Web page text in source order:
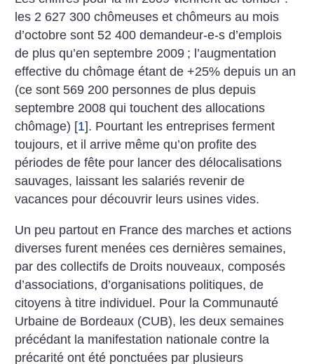
les 2 627 300 chômeuses et chômeurs au mois
d’octobre sont 52 400 demandeur-e-s d’emplois
de plus qu’en septembre 2009 ; l’augmentation
effective du chômage étant de +25% depuis un an
(ce sont 569 200 personnes de plus depuis
septembre 2008 qui touchent des allocations
chômage) [1]. Pourtant les entreprises ferment
toujours, et il arrive même qu’on profite des
périodes de fête pour lancer des délocalisations
sauvages, laissant les salariés revenir de
vacances pour découvrir leurs usines vides.
Un peu partout en France des marches et actions
diverses furent menées ces dernières semaines,
par des collectifs de Droits nouveaux, composés
d’associations, d’organisations politiques, de
citoyens à titre individuel. Pour la Communauté
Urbaine de Bordeaux (CUB), les deux semaines
précédant la manifestation nationale contre la
précarité ont été ponctuées par plusieurs